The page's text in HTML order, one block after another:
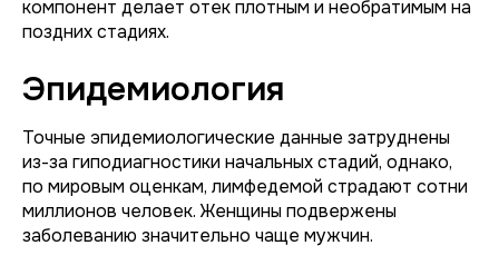
компонент делает отек плотным и необратимым на
поздних стадиях.
Эпидемиология
Точные эпидемиологические данные затруднены
из-за гиподиагностики начальных стадий, однако,
по мировым оценкам, лимфедемой страдают сотни
миллионов человек. Женщины подвержены
заболеванию значительно чаще мужчин.